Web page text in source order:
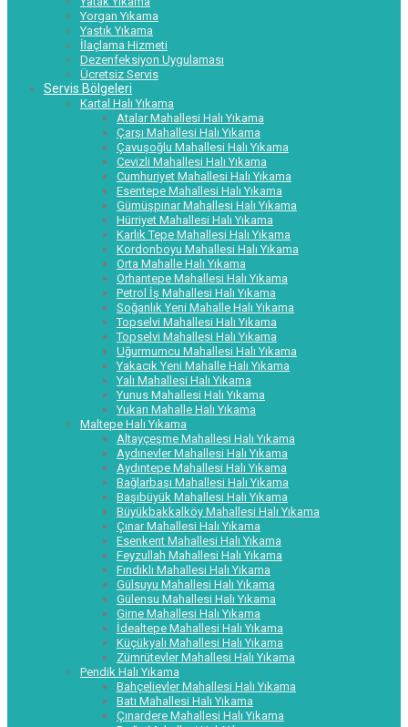
Yorgan Yıkama
Yastık Yıkama
İlaçlama Hizmeti
Dezenfeksiyon Uygulaması
Ücretsiz Servis
Servis Bölgeleri
Kartal Halı Yıkama
Atalar Mahallesi Halı Yıkama
Çarşı Mahallesi Halı Yıkama
Çavuşoğlu Mahallesi Halı Yıkama
Cevizli Mahallesi Halı Yıkama
Cumhuriyet Mahallesi Halı Yıkama
Esentepe Mahallesi Halı Yıkama
Gümüşpınar Mahallesi Halı Yıkama
Hürriyet Mahallesi Halı Yıkama
Karlık Tepe Mahallesi Halı Yıkama
Kordonboyu Mahallesi Halı Yıkama
Orta Mahalle Halı Yıkama
Orhantepe Mahallesi Halı Yıkama
Petrol İş Mahallesi Halı Yıkama
Soğanlık Yeni Mahalle Halı Yıkama
Topselvi Mahallesi Halı Yıkama
Topselvi Mahallesi Halı Yıkama
Uğurmumcu Mahallesi Halı Yıkama
Yakacık Yeni Mahalle Halı Yıkama
Yalı Mahallesi Halı Yıkama
Yunus Mahallesi Halı Yıkama
Yukarı Mahalle Halı Yıkama
Maltepe Halı Yıkama
Altayçeşme Mahallesi Halı Yıkama
Aydınevler Mahallesi Halı Yıkama
Aydıntepe Mahallesi Halı Yıkama
Bağlarbaşı Mahallesi Halı Yıkama
Başıbüyük Mahallesi Halı Yıkama
Büyükbakkalköy Mahallesi Halı Yıkama
Çınar Mahallesi Halı Yıkama
Esenkent Mahallesi Halı Yıkama
Feyzullah Mahallesi Halı Yıkama
Fındıklı Mahallesi Halı Yıkama
Gülsuyu Mahallesi Halı Yıkama
Gülensu Mahallesi Halı Yıkama
Girne Mahallesi Halı Yıkama
İdealtepe Mahallesi Halı Yıkama
Küçükyalı Mahallesi Halı Yıkama
Zümrütevler Mahallesi Halı Yıkama
Pendik Halı Yıkama
Bahçelievler Mahallesi Halı Yıkama
Batı Mahallesi Halı Yıkama
Çınardere Mahallesi Halı Yıkama